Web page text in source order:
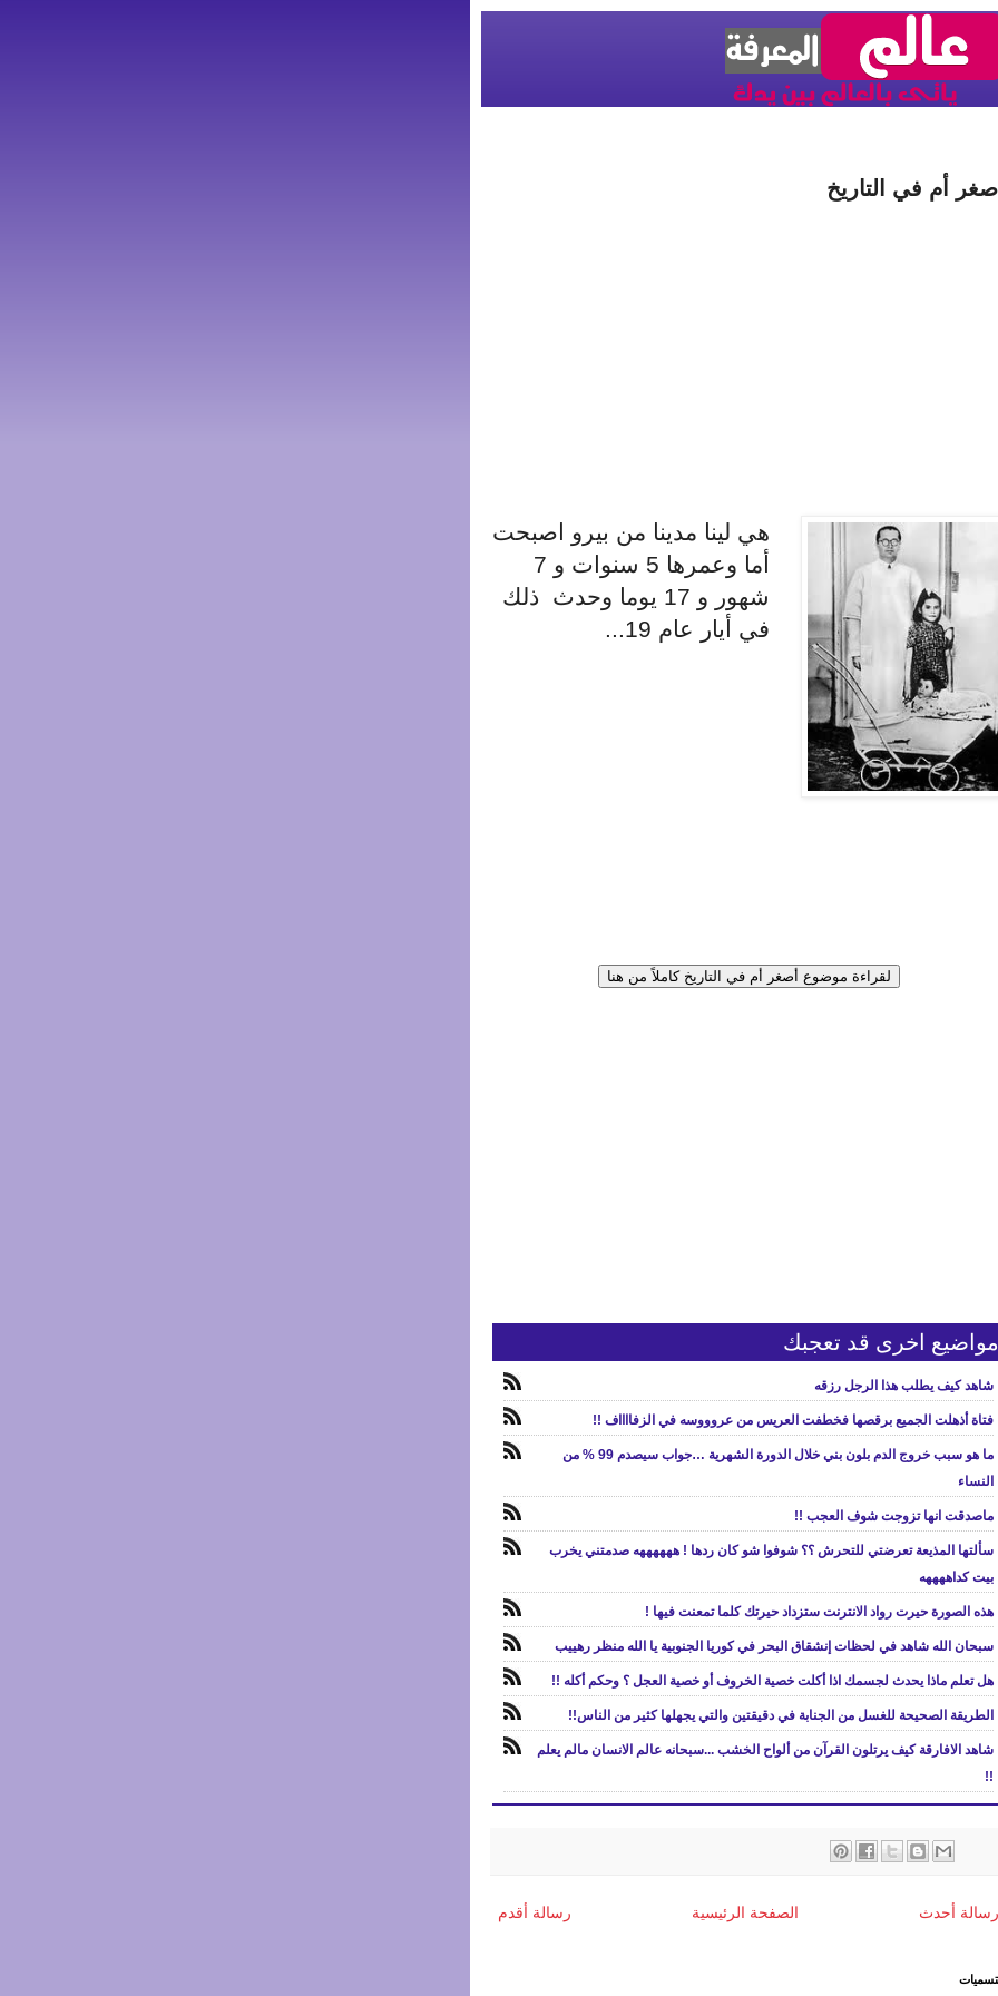
أم في التاريخ
هي لينا مدينا من بيرو اصبحت
أما وعمرها 5 سنوات و 7
شهور و 17 يوما وحدث ذلك
في أيار عام 19...
لقراءة موضوع أصغر أم في التاريخ كاملاً من هنا
مواضيع اخرى قد تعجبك
شاهد كيف يطلب هذا الرجل رزقه
فتاة أذهلت الجميع برقصها فخطفت العريس من عروووسه في الزفااااف !!
ما هو سبب خروج الدم بلون بني خلال الدورة الشهرية …جواب سيصدم 99 % من
النساء
ماصدقت انها تزوجت شوف العجب !!
سألتها المذيعة تعرضتي للتحرش ؟؟ شوفوا شو كان ردها ! ههههههه صدمتني يخرب
بيت كداههههه
هذه الصورة حيرت رواد الانترنت ستزداد حيرتك كلما تمعنت فيها !
سبحان الله شاهد في لحظات إنشقاق البحر في كوريا الجنوبية يا الله منظر رهييب
هل تعلم ماذا يحدث لجسمك اذا أكلت خصية الخروف أو خصية العجل ؟ وحكم أكله !!
الطريقة الصحيحة للغسل من الجنابة في دقيقتين والتي يجهلها كثير من الناس!!
شاهد الافارقة كيف يرتلون القرآن من ألواح الخشب ...سبحانه عالم الانسان مالم يعلم
!!
رسالة أحدث رسالة أقدم الصفحة الرئيسية